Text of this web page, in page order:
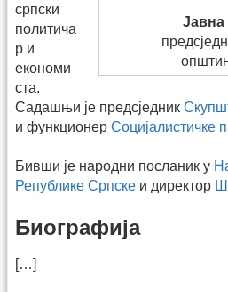
Јавна
српски
политича
р и
економи
ста.
Садашњи је предсједник
и функционер Социјалистичке
Бивши је народни посланик у
Републике Српске и директор
Биографија
[…]